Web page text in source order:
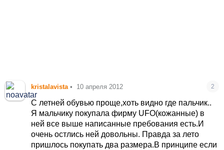
kristalavista • 10 апреля 2012 2
С летней обувью проще,хоть видно где пальчик..
Я мальчику покупала фирму UFO(кожанные) в
ней все выше написанные пребования есть.И
очень остлись ней довольны. Правда за лето
пришлось покупать два размера.В принципе если